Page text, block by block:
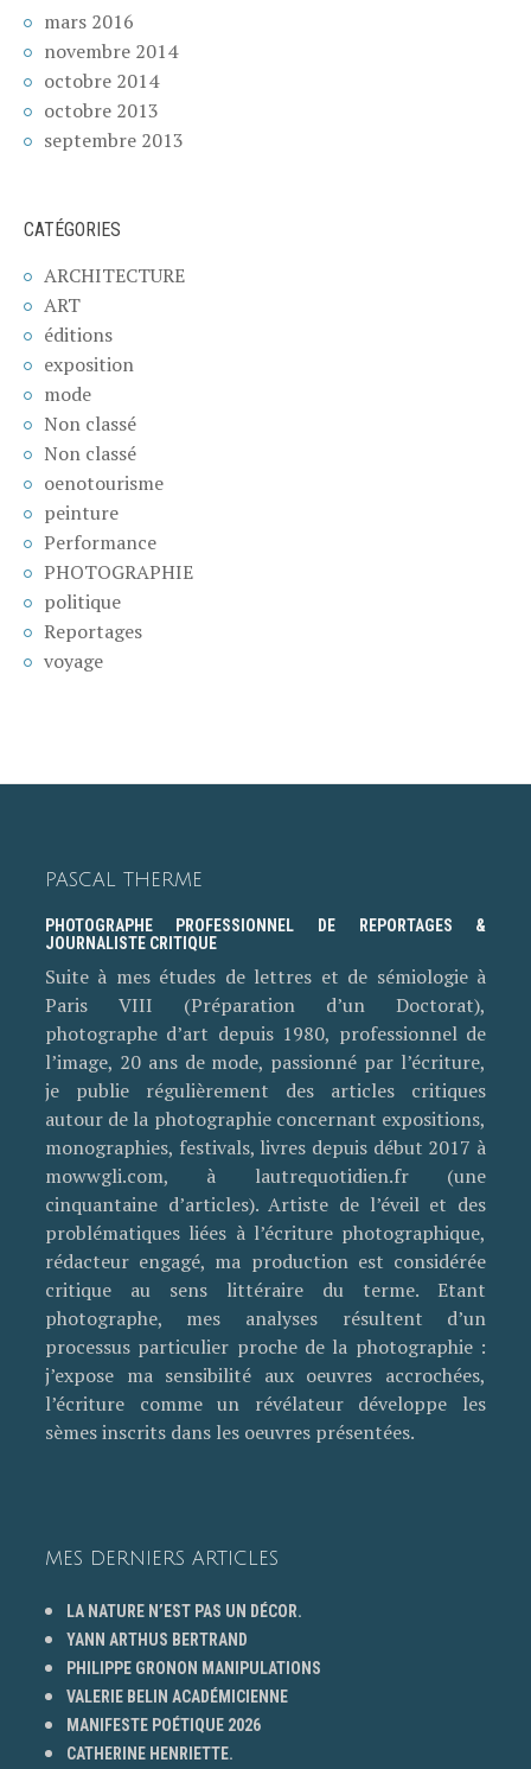
mars 2016
novembre 2014
octobre 2014
octobre 2013
septembre 2013
CATÉGORIES
ARCHITECTURE
ART
éditions
exposition
mode
Non classé
Non classé
oenotourisme
peinture
Performance
PHOTOGRAPHIE
politique
Reportages
voyage
PASCAL THERME
PHOTOGRAPHE PROFESSIONNEL DE REPORTAGES &
JOURNALISTE CRITIQUE
Suite à mes études de lettres et de sémiologie à
Paris VIII (Préparation d’un Doctorat),
photographe d’art depuis 1980, professionnel de
l’image, 20 ans de mode, passionné par l’écriture,
je publie régulièrement des articles critiques
autour de la photographie concernant expositions,
monographies, festivals, livres depuis début 2017 à
mowwgli.com, à lautrequotidien.fr (une
cinquantaine d’articles). Artiste de l’éveil et des
problématiques liées à l’écriture photographique,
rédacteur engagé, ma production est considérée
critique au sens littéraire du terme. Etant
photographe, mes analyses résultent d’un
processus particulier proche de la photographie :
j’expose ma sensibilité aux oeuvres accrochées,
l’écriture comme un révélateur développe les
sèmes inscrits dans les oeuvres présentées.
MES DERNIERS ARTICLES
LA NATURE N’EST PAS UN DÉCOR.
YANN ARTHUS BERTRAND
PHILIPPE GRONON MANIPULATIONS
VALERIE BELIN ACADÉMICIENNE
MANIFESTE POÉTIQUE 2026
CATHERINE HENRIETTE.